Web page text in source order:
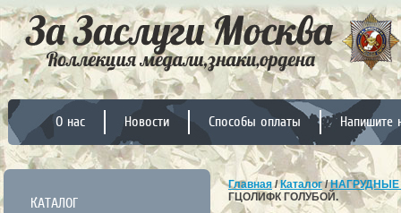
О нас Новости Способы оплаты Напишите
КАТАЛОГ
Главная/Каталог/НАГРУДНЫЕ
ГЦОЛИФК ГОЛУБОЙ.